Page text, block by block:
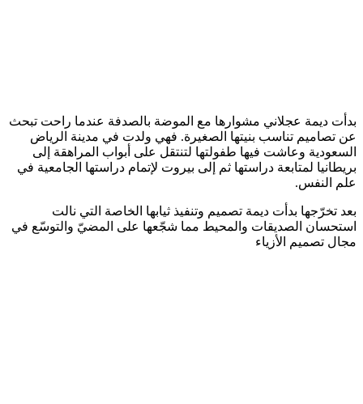
بدأت ديمة عجلاني مشوارها مع الموضة بالصدفة عندما راحت تبحث
عن تصاميم تناسب بنيتها الصغيرة. فهي ولدت في مدينة الرياض
السعودية وعاشت فيها طفولتها لتنتقل على أبواب المراهقة إلى
بريطانيا لمتابعة دراستها ثم إلى بيروت لإتمام دراستها الجامعية في
علم النفس.
بعد تخرّجها بدأت ديمة تصميم وتنفيذ ثيابها الخاصة التي نالت
استحسان الصديقات والمحيط مما شجّعها على المضيّ والتوسّع في
مجال تصميم الأزياء